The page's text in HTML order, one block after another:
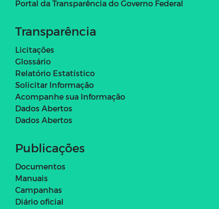
Portal da Transparência do Governo Federal
Transparência
Licitações
Glossário
Relatório Estatístico
Solicitar Informação
Acompanhe sua Informação
Dados Abertos
Dados Abertos
Publicações
Documentos
Manuais
Campanhas
Diário oficial